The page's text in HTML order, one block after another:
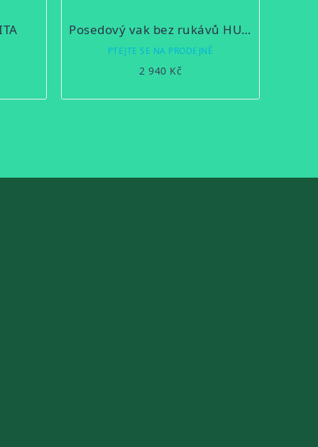
Posedový vak bez rukávů HUBERT
PTEJTE SE NA PRODEJNĚ
2 940 Kč